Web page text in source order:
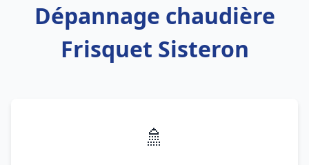
Dépannage chaudière
Frisquet Sisteron
🚿